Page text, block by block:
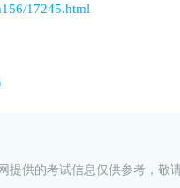
17245.html
提供的考试信息仅供参考，敬